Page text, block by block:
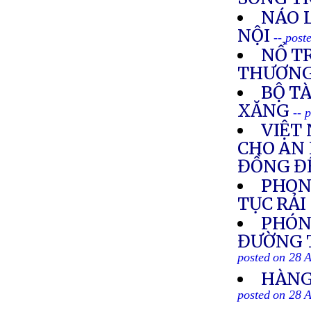
NÁO
NỘI--
NỔ
BỘ
XĂNG --
VIỆT
CHO AN
ĐỒNG
TỤC
ĐƯỜNG
posted on 28
posted on 28